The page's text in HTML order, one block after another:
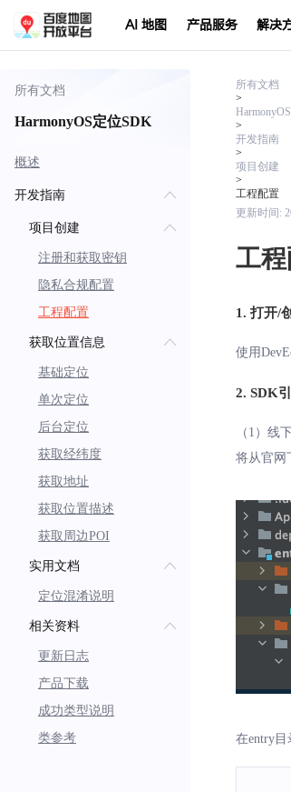
AI 地图 产品服务 解决
所有文档
HarmonyOS定位SDK
概述
开发指南
项目创建
注册和获取密钥
隐私合规配置
工程配置
获取位置信息
基础定位
单次定位
后台定位
获取经纬度
获取地址
获取位置描述
获取周边POI
实用文档
定位混淆说明
相关资料
更新日志
产品下载
成功类型说明
类参考
所有文档
>
>
开发指南
>
项目创建
>
工程配置
更新时间:
工
1. 打开/
使用
2. SDK
（1）线
将从官网
在entry目